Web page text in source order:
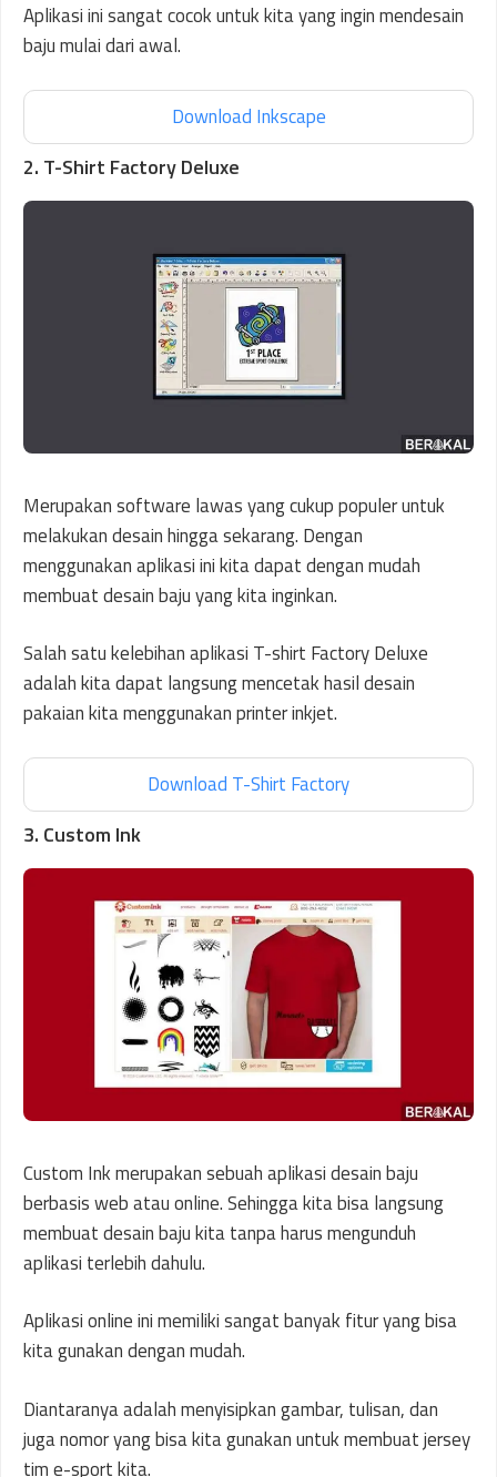
Aplikasi ini sangat cocok untuk kita yang ingin mendesain
baju mulai dari awal.
Download Inkscape
2. T-Shirt Factory Deluxe
Merupakan software lawas yang cukup populer untuk
melakukan desain hingga sekarang. Dengan
menggunakan aplikasi ini kita dapat dengan mudah
membuat desain baju yang kita inginkan.
Salah satu kelebihan aplikasi T-shirt Factory Deluxe
adalah kita dapat langsung mencetak hasil desain
pakaian kita menggunakan printer inkjet.
Download T-Shirt Factory
3. Custom Ink
Custom Ink merupakan sebuah aplikasi desain baju
berbasis web atau online. Sehingga kita bisa langsung
membuat desain baju kita tanpa harus mengunduh
aplikasi terlebih dahulu.
Aplikasi online ini memiliki sangat banyak fitur yang bisa
kita gunakan dengan mudah.
Diantaranya adalah menyisipkan gambar, tulisan, dan
juga nomor yang bisa kita gunakan untuk membuat jersey
tim e-sport kita.